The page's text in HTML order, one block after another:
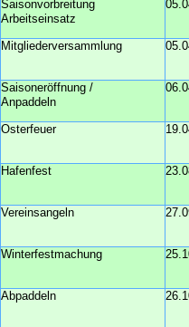
Saisonvorbreitung
Arbeitseinsatz
Mitgliederversammlung
Saisoneröffnung /
Anpaddeln
Osterfeuer
Hafenfest
Vereinsangeln
Winterfestmachung
Abpaddeln